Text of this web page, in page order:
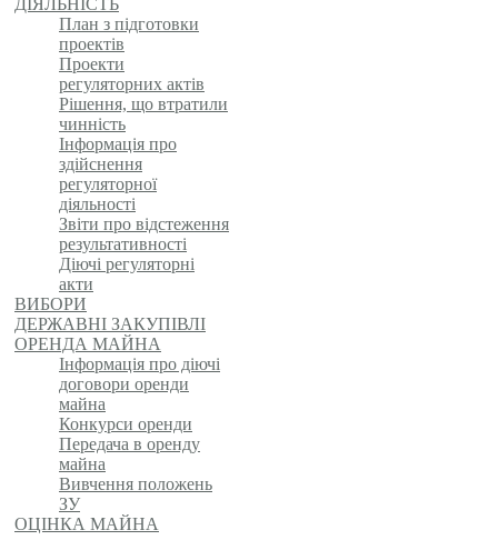
ДІЯЛЬНІСТЬ
План з підготовки
проектів
Проекти
регуляторних актів
Рішення, що втратили
чинність
Інформація про
здійснення
регуляторної
діяльності
Звіти про відстеження
результативності
Діючі регуляторні
акти
ВИБОРИ
ДЕРЖАВНІ ЗАКУПІВЛІ
ОРЕНДА МАЙНА
Інформація про діючі
договори оренди
майна
Конкурси оренди
Передача в оренду
майна
Вивчення положень
ЗУ
ОЦІНКА МАЙНА